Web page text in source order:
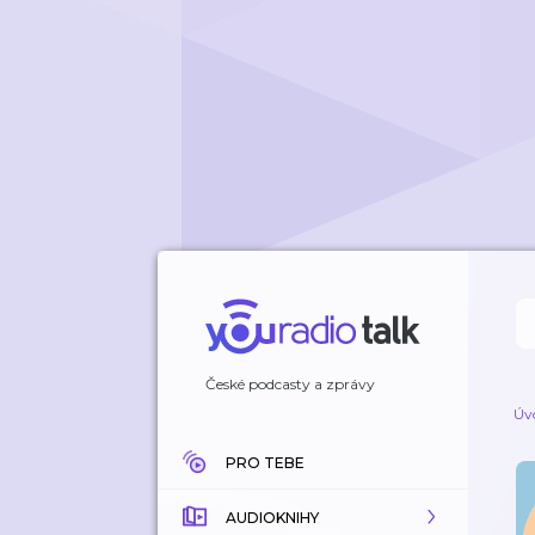
České podcasty a zprávy
PRO TEBE
AUDIOKNIHY